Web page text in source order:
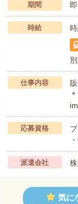
期間
時給
仕事内容
応募資格
派遣会社
気に